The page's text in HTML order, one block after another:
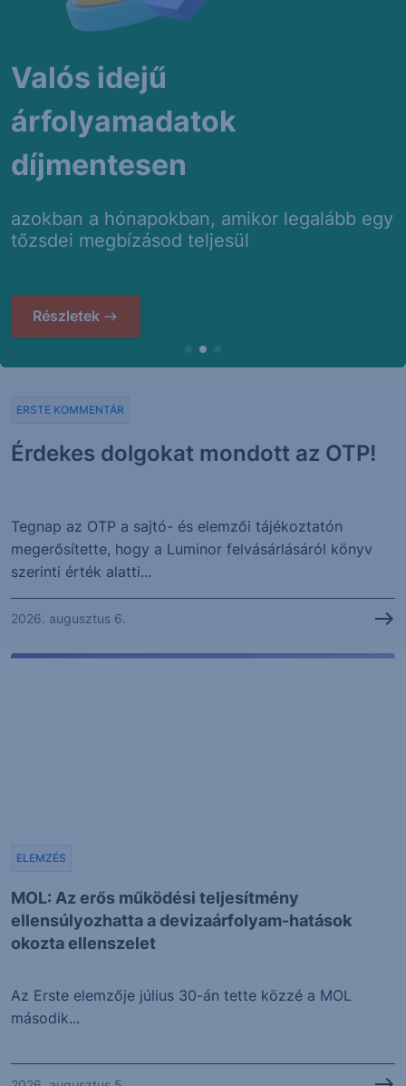
Valós idejű
árfolyamadatok
díjmentesen
azokban a hónapokban, amikor legalább egy
tőzsdei megbízásod teljesül
Részletek
ERSTE KOMMENTÁR
Érdekes dolgokat mondott az OTP!
Tegnap az OTP a sajtó- és elemzői tájékoztatón
megerősítette, hogy a Luminor felvásárlásáról könyv
szerinti érték alatti...
2026. augusztus 6.
MOL: Az erős működési teljesítmény
ellensúlyozhatta a devizaárfolyam-hatások
okozta ellenszelet
ELEMZÉS
Az Erste elemzője július 30-án tette közzé a MOL
második...